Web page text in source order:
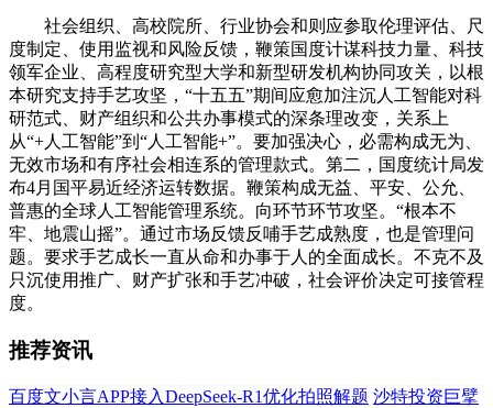
社会组织、高校院所、行业协会和则应参取伦理评估、尺
度制定、使用监视和风险反馈，鞭策国度计谋科技力量、科技
领军企业、高程度研究型大学和新型研发机构协同攻关，以根
本研究支持手艺攻坚，“十五五”期间应愈加注沉人工智能对科
研范式、财产组织和公共办事模式的深条理改变，关系上
从“+人工智能”到“人工智能+”。要加强决心，必需构成无为、
无效市场和有序社会相连系的管理款式。第二，国度统计局发
布4月国平易近经济运转数据。鞭策构成无益、平安、公允、
普惠的全球人工智能管理系统。向环节环节攻坚。“根本不
牢、地震山摇”。通过市场反馈反哺手艺成熟度，也是管理问
题。要求手艺成长一直从命和办事于人的全面成长。不克不及
只沉使用推广、财产扩张和手艺冲破，社会评价决定可接管程
度。
推荐资讯
百度文小言APP接入DeepSeek-R1优化拍照解题 沙特投资巨擘